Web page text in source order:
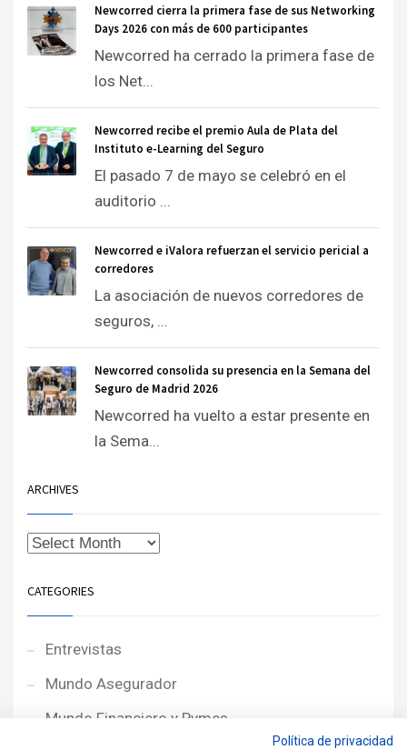
Newcorred cierra la primera fase de sus Networking
Days 2026 con más de 600 participantes
Newcorred ha cerrado la primera fase de
los Net...
Newcorred recibe el premio Aula de Plata del
Instituto e-Learning del Seguro
El pasado 7 de mayo se celebró en el
auditorio ...
Newcorred e iValora refuerzan el servicio pericial a
corredores
La asociación de nuevos corredores de
seguros, ...
Newcorred consolida su presencia en la Semana del
Seguro de Madrid 2026
Newcorred ha vuelto a estar presente en
la Sema...
ARCHIVES
CATEGORIES
Entrevistas
Mundo Asegurador
Mundo Financiero y Pymes
Política de privacidad